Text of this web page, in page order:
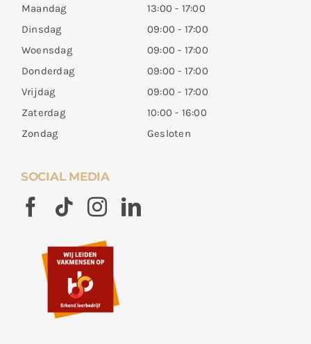
Maandag
13:00 - 17:00
Dinsdag
09:00 - 17:00
Woensdag
09:00 - 17:00
Donderdag
09:00 - 17:00
Vrijdag
09:00 - 17:00
Zaterdag
10:00 - 16:00
Zondag
Gesloten
SOCIAL MEDIA